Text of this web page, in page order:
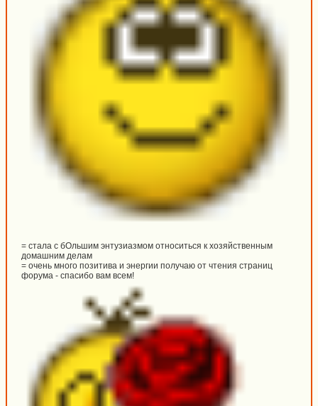
= стала с бОльшим энтузиазмом относиться к хозяйственным
домашним делам
= очень много позитива и энергии получаю от чтения страниц
форума - спасибо вам всем!